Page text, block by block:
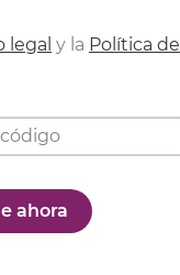
legal y la Política de
ahora